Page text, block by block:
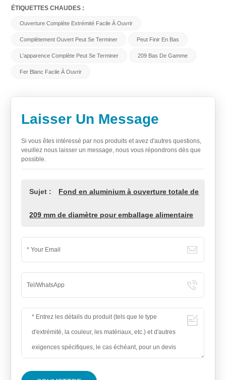
ÉTIQUETTES CHAUDES :
Ouverture Complète Extrémité Facile À Ouvrir
Complètement Ouvert Peut Se Terminer Peut Finir En Bas
L'apparence Complète Peut Se Terminer 209 Bas De Gamme
Fer Blanc Facile À Ouvrir
Laisser Un Message
Si vous êtes intéressé par nos produits et avez d'autres questions,
veuillez nous laisser un message, nous vous répondrons dès que
possible.
Sujet : Fond en aluminium à ouverture totale de
209 mm de diamètre pour emballage alimentaire